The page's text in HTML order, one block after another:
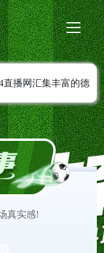
直播网汇集丰富的德
持免费在线观看，全
更新赛程安排，第
真实感!